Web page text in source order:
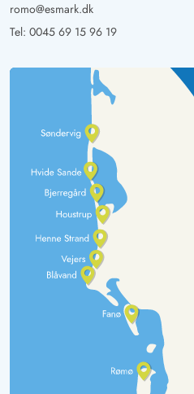
romo@esmark.dk
Tel: 0045 69 15 96 19